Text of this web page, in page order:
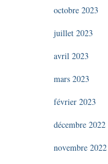
octobre 2023
juillet 2023
avril 2023
mars 2023
février 2023
décembre 2022
novembre 2022